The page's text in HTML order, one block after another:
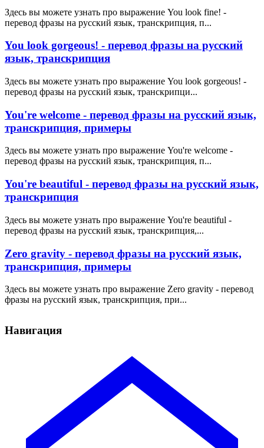
Здесь вы можете узнать про выражение You look fine! -
перевод фразы на русский язык, транскрипция, п...
You look gorgeous! - перевод фразы на русский
язык, транскрипция
Здесь вы можете узнать про выражение You look gorgeous! -
перевод фразы на русский язык, транскрипци...
You're welcome - перевод фразы на русский язык,
транскрипция, примеры
Здесь вы можете узнать про выражение You're welcome -
перевод фразы на русский язык, транскрипция, п...
You're beautiful - перевод фразы на русский язык,
транскрипция
Здесь вы можете узнать про выражение You're beautiful -
перевод фразы на русский язык, транскрипция,...
Zero gravity - перевод фразы на русский язык,
транскрипция, примеры
Здесь вы можете узнать про выражение Zero gravity - перевод
фразы на русский язык, транскрипция, при...
Навигация